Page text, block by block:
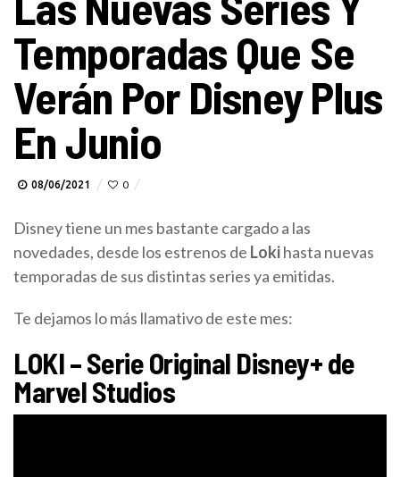
Temporadas Que Se
Verán Por Disney Plus
En Junio
08/06/2021 0
Disney tiene un mes bastante cargado a las
novedades, desde los estrenos de Lokihasta nuevas
temporadas de sus distintas series ya emitidas.
Te dejamos lo más llamativo de este mes:
LOKI – Serie Original Disney+ de
Marvel Studios